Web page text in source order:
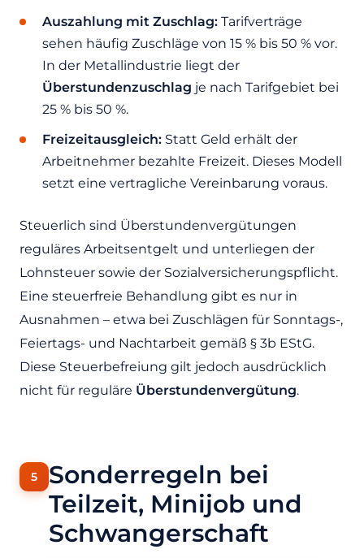
Auszahlung mit Zuschlag: Tarifverträge
sehen häufig Zuschläge von 15 % bis 50 % vor.
In der Metallindustrie liegt der
Überstundenzuschlag je nach Tarifgebiet bei
25 % bis 50 %.
Freizeitausgleich: Statt Geld erhält der
Arbeitnehmer bezahlte Freizeit. Dieses Modell
setzt eine vertragliche Vereinbarung voraus.
Steuerlich sind Überstundenvergütungen
reguläres Arbeitsentgelt und unterliegen der
Lohnsteuer sowie der Sozialversicherungspflicht.
Eine steuerfreie Behandlung gibt es nur in
Ausnahmen – etwa bei Zuschlägen für Sonntags-,
Feiertags- und Nachtarbeit gemäß § 3b EStG.
Diese Steuerbefreiung gilt jedoch ausdrücklich
nicht für reguläre Überstundenvergütung.
Sonderregeln bei
Teilzeit, Minijob und
Schwangerschaft